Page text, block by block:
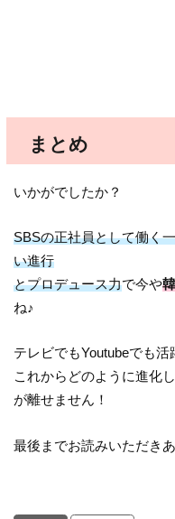
まとめ
いかがでしたか？
SBSの正社員として働く
い進行
とプロデュース力で今や
ね♪
テレビでもYoutubeでも活
これからどのように進化
が離せません！
最後までお読みいただき